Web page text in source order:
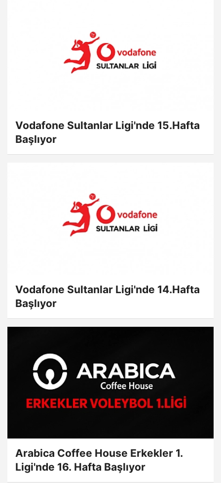
Vodafone Sultanlar Ligi'nde 15.Hafta
Başlıyor
Vodafone Sultanlar Ligi'nde 14.Hafta
Başlıyor
Arabica Coffee House Erkekler 1.
Ligi'nde 16. Hafta Başlıyor